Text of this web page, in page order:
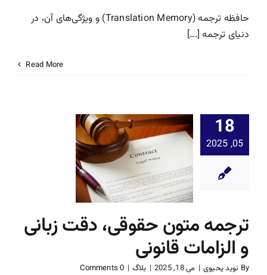
درباره ما
For:
حافظه ترجمه (Translation Memory) و ویژگی‌های آن، در
دنیای ترجمه [...]
Read More
18
05, 2025
ترجمه متون حقوقی، دقت زبانی
و الزامات قانونی
By نوید یحیوی | می 18, 2025 | بلاگ |
0 Comments